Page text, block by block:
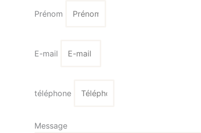
Prénom
E-mail
téléphone
Message